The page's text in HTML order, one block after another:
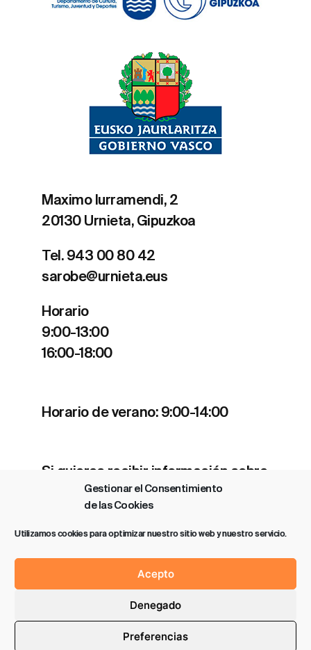
Gestionar el Consentimiento
de las Cookies
Utilizamos cookies para optimizar nuestro sitio web y nuestro servicio.
Acepto
Denegado
Preferencias
Maximo Iurramendi, 2
20130 Urnieta, Gipuzkoa
Tel. 943 00 80 42
sarobe@urnieta.eus
Horario
9:00-13:00
16:00-18:00
Horario de verano: 9:00-14:00
Si quieres recibir información sobre
nuestros estrenos y actividades
Política de privacidad Aviso legal